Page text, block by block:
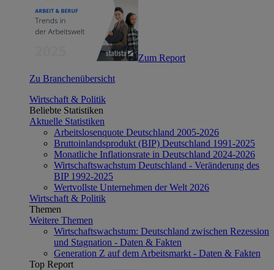
Zum Report
Zu Branchenübersicht
Wirtschaft & Politik
Beliebte Statistiken
Aktuelle Statistiken
Arbeitslosenquote Deutschland 2005-2026
Bruttoinlandsprodukt (BIP) Deutschland 1991-2025
Monatliche Inflationsrate in Deutschland 2024-2026
Wirtschaftswachstum Deutschland - Veränderung des
BIP 1992-2025
Wertvollste Unternehmen der Welt 2026
Wirtschaft & Politik
Themen
Weitere Themen
Wirtschaftswachstum: Deutschland zwischen Rezession
und Stagnation - Daten & Fakten
Generation Z auf dem Arbeitsmarkt - Daten & Fakten
Top Report